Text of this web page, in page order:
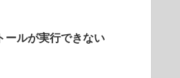
ールが実行できない